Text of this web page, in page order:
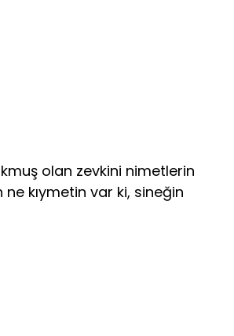
olan zevkini nimetlerin
kıymetin var ki, sineğin